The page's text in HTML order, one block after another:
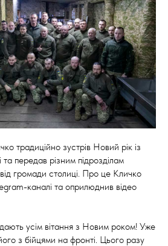
традиційно зустрів Новий рік із
передав різним підрозділам
громади столиці. Про це Кличко
каналі та оприлюднив відео
усім вітання з Новим роком! Уже
з бійцями на фронті. Цього разу